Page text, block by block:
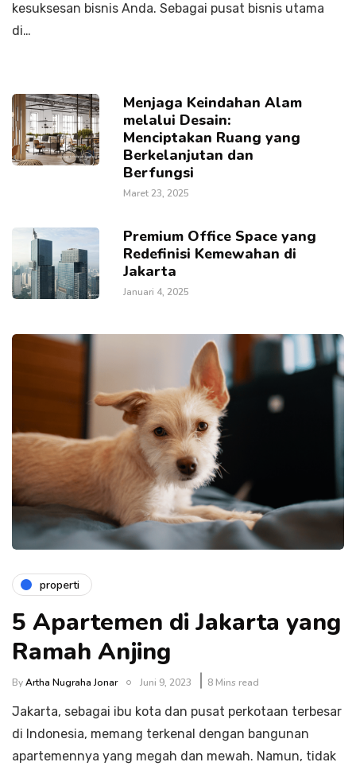
kesuksesan bisnis Anda. Sebagai pusat bisnis utama
di…
Menjaga Keindahan Alam
melalui Desain:
Menciptakan Ruang yang
Berkelanjutan dan
Berfungsi
Maret 23, 2025
Premium Office Space yang
Redefinisi Kemewahan di
Jakarta
Januari 4, 2025
properti
5 Apartemen di Jakarta yang
Ramah Anjing
ByArtha Nugraha Jonar Juni 9, 2023 8 Mins read
Jakarta, sebagai ibu kota dan pusat perkotaan terbesar
di Indonesia, memang terkenal dengan bangunan
apartemennya yang megah dan mewah. Namun, tidak